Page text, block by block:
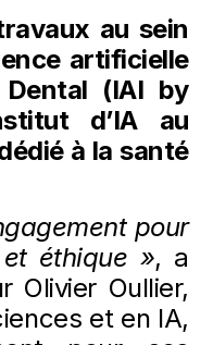
au sein
artificielle
(IAI by
d’IA au
à la santé
pour
éthique », a
Olivier Oullier,
et en IA,